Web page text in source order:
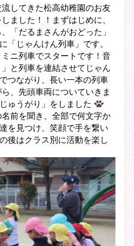
してきた松高幼稚園のお友
ました！！まずはじめに、
「だるまさんがおどった」
「じゃんけん列車」です。
ニ列車でスタートです！音
と列車を連結させてじゃん
つながり、長い一本の列車
、先頭車両についていきま
ゅうがり」をしました
前を聞き、全部で何文字か
を見つけ、笑顔で手を繋い
後はクラス別に活動を楽し